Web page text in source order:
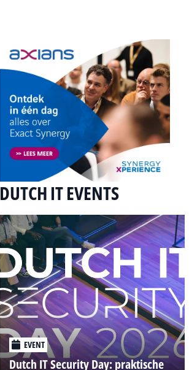
DUTCH IT EVENTS
EVENT
Dutch IT Security Day: praktische